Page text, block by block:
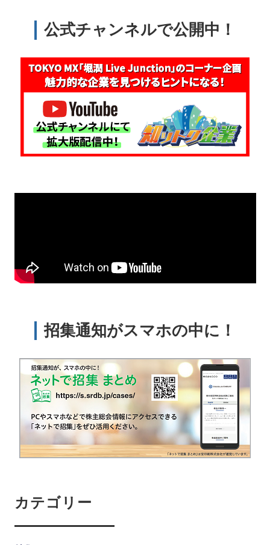
公式チャンネルで公開中！
招集通知がスマホの中に！
カテゴリー